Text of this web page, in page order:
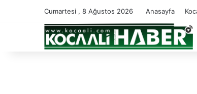
Cumartesi , 8 Ağustos 2026 Anasayfa